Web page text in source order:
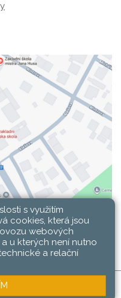
stránek
s využitím
cookies, která jsou
webových
u kterých není nutno
a relační